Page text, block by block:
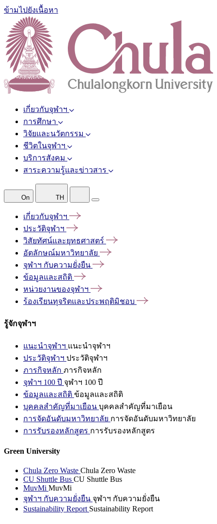
ข้ามไปยังเนื้อหา
เกี่ยวกับจุฬาฯ
การศึกษา
วิจัยและนวัตกรรม
ชีวิตในจุฬาฯ
บริการสังคม
สาระความรู้และข่าวสาร
On TH
เกี่ยวกับจุฬาฯ
ประวัติจุฬาฯ
วิสัยทัศน์และยุทธศาสตร์
อัตลักษณ์มหาวิทยาลัย
จุฬาฯ กับความยั่งยืน
ข้อมูลและสถิติ
หน่วยงานของจุฬาฯ
ร้องเรียนทุจริตและประพฤติมิชอบ
รู้จักจุฬาฯ
แนะนำจุฬาฯ แนะนำจุฬาฯ
ประวัติจุฬาฯ ประวัติจุฬาฯ
ภารกิจหลัก ภารกิจหลัก
จุฬาฯ 100 ปี จุฬาฯ 100 ปี
ข้อมูลและสถิติ ข้อมูลและสถิติ
บุคคลสำคัญที่มาเยือน บุคคลสำคัญที่มาเยือน
การจัดอันดับมหาวิทยาลัย การจัดอันดับมหาวิทยาลัย
การรับรองหลักสูตร การรับรองหลักสูตร
Green University
Chula Zero Waste Chula Zero Waste
CU Shuttle Bus CU Shuttle Bus
MuvMi MuvMi
จุฬาฯ กับความยั่งยืน จุฬาฯ กับความยั่งยืน
Sustainability Report Sustainability Report